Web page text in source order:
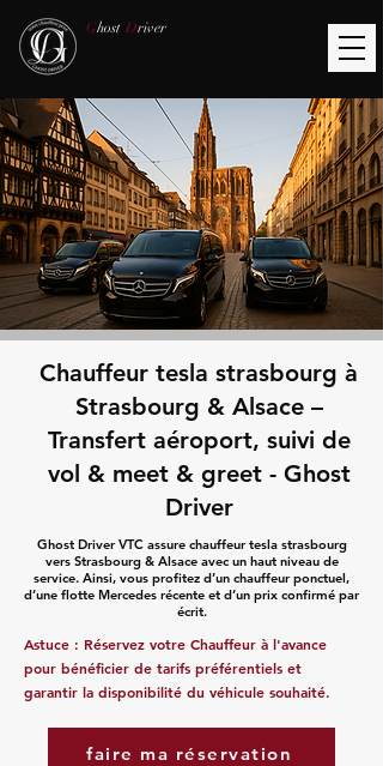
Ghost Driver
Chauffeur tesla strasbourg à
Strasbourg & Alsace –
Transfert aéroport, suivi de
vol & meet & greet - Ghost
Driver
Ghost Driver VTC assure chauffeur tesla strasbourg
vers Strasbourg & Alsace avec un haut niveau de
service. Ainsi, vous profitez d’un chauffeur ponctuel,
d’une flotte Mercedes récente et d’un prix confirmé par
écrit.
Astuce : Réservez votre Chauffeur à l'avance
pour bénéficier de tarifs préférentiels et
garantir la disponibilité du véhicule souhaité.
faire ma réservation